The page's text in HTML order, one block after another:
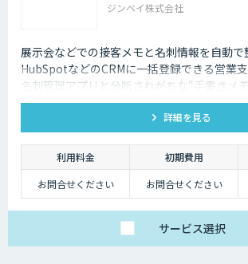
ジンベイ株式会社
展示会などでの接客メモと名刺情報を自動で
HubSpotなどのCRMに一括登録できる営業支
名刺管理アプリと分断されがちな“手書きメ
成AIで読み取ります。
詳細を見る
利用料金 初期費用
お問合せください
お問合せください
サービス選択